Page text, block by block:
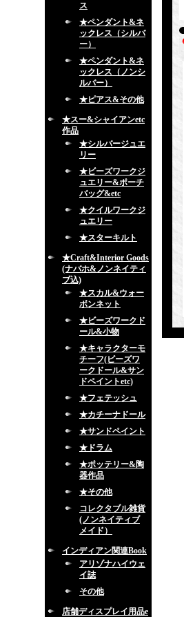
ス
★ペンダント&ネ
ックレス（シルバ
ー）
★ペンダント&ネ
ックレス（ノンシ
ルバー）
★ピアス&その他
★スー&シャイアンetc
作品
★シルバージュエ
リー
★ビーズワークジ
ュエリー&ポーチ
バッグ&etc
★クイルワークジ
ュエリー
★スターキルト
★Craft&Interior Goods
(ナバホ&ノンネイティ
ブ込)
★スカル&ウォー
ボンネット
★ビーズワークド
ール&小物
★キャラクターモ
チーフ(ビーズワ
ークドール&サン
ドペイントetc)
★フェテッシュ
★カチーナドール
★サンドペイント
★ドラム
★ポッテリー&陶
器作品
★その他
コレクタブル雑貨
(ノンネイティブ
メイド）
インディアン関連Book
アリゾナハイウェ
イ誌
その他
店舗ディスプレイ用品e